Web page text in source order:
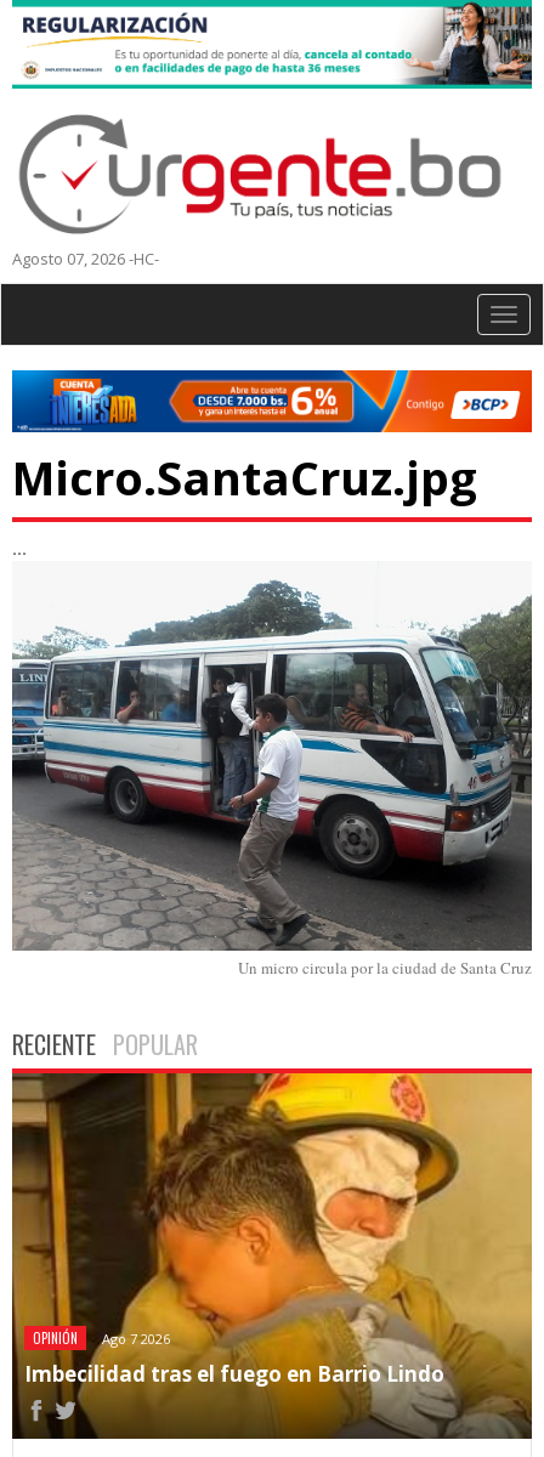
Agosto 07, 2026 -HC-
Micro.SantaCruz.jpg
...
Un micro circula por la ciudad de Santa Cruz
RECIENTE POPULAR
OPINIÓN Ago 7 2026
Imbecilidad tras el fuego en Barrio Lindo